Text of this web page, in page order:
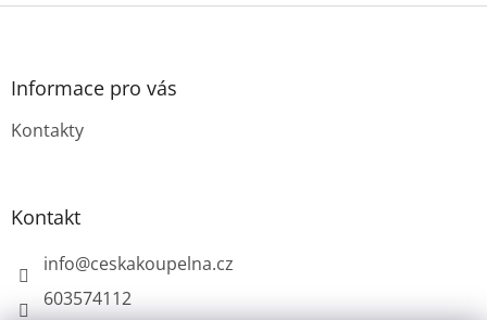
Z
Informace pro vás
Kontakty
Kontakt
info@ceskakoupelna.cz
603574112